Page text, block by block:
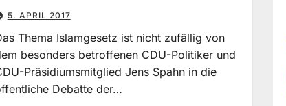
5. APRIL 2017
Thema Islamgesetz ist nicht zufällig von
besonders betroffenen CDU-Politiker und
Präsidiumsmitglied Jens Spahn in die
Debatte der…